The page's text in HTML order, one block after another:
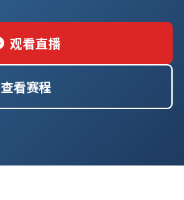
观看直播
查看赛程